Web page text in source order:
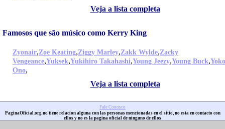
Veja a lista completa
Famosos que são músico como Kerry King
Zyonair,Zoe Keating,Ziggy Marley,Zakk Wylde,Zacky
Vengeance,Yuksek,Yukihiro Takahashi,Young Jeezy,Young Buck,Yoko
Ono,
Veja a lista completa
Fale Conosco
PaginaOficial.org no tiene relacion alguna con las personas mencionadas en el sitio, no esta en contacto con
ellos y no es la pagina oficial de ninguno de ellos